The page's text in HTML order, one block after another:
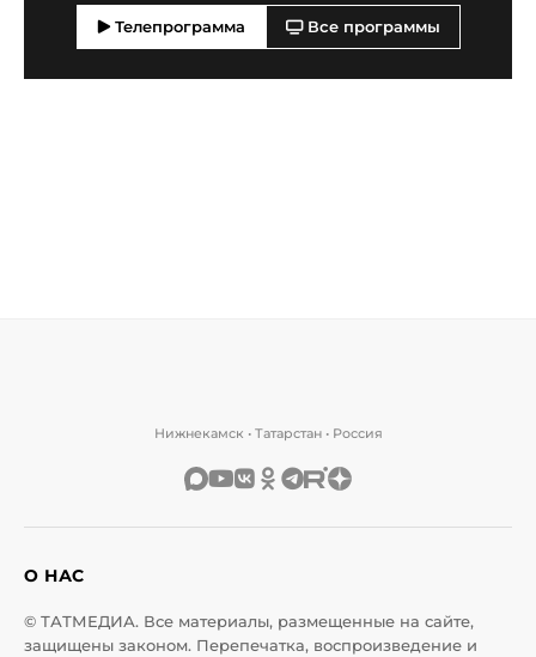
Телепрограмма Все программы
Нижнекамск • Татарстан • Россия
О НАС
© ТАТМЕДИА. Все материалы, размещенные на сайте,
защищены законом. Перепечатка, воспроизведение и